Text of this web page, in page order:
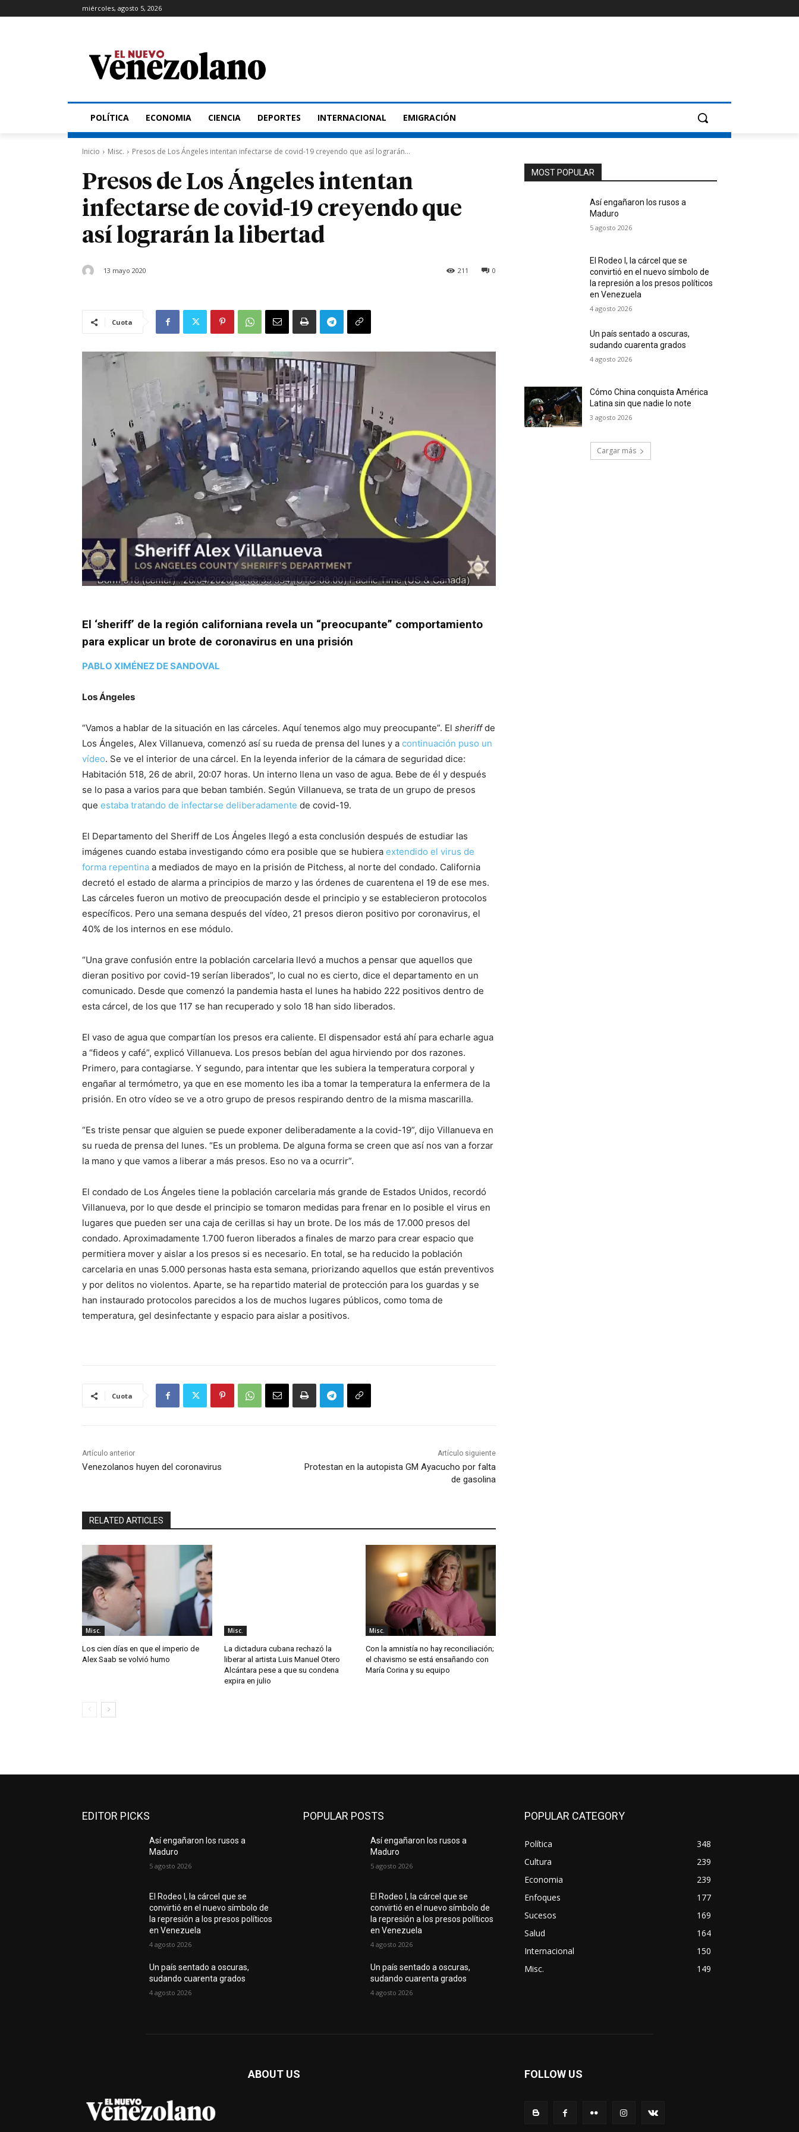
miércoles, agosto 5, 2026
POLÍTICA ECONOMIA CIENCIA DEPORTES INTERNACIONAL EMIGRACIÓN
Inicio Misc. Presos de Los Ángeles intentan infectarse de covid-19 creyendo que así lograrán...
Presos de Los Ángeles intentan
infectarse de covid-19 creyendo que
así lograrán la libertad
13 mayo 2020 0
211
Cuota
El ‘sheriff’ de la región californiana revela un “preocupante” comportamiento
para explicar un brote de coronavirus en una prisión
PABLO XIMÉNEZ DE SANDOVAL
Los Ángeles
“Vamos a hablar de la situación en las cárceles. Aquí tenemos algo muy preocupante”. El sheriffde
Los Ángeles, Alex Villanueva, comenzó así su rueda de prensa del lunes y a continuación puso un
vídeo. Se ve el interior de una cárcel. En la leyenda inferior de la cámara de seguridad dice:
Habitación 518, 26 de abril, 20:07 horas. Un interno llena un vaso de agua. Bebe de él y después
se lo pasa a varios para que beban también. Según Villanueva, se trata de un grupo de presos
que estaba tratando de infectarse deliberadamente de covid-19.
El Departamento del Sheriff de Los Ángeles llegó a esta conclusión después de estudiar las
imágenes cuando estaba investigando cómo era posible que se hubiera extendido el virus de
forma repentina a mediados de mayo en la prisión de Pitchess, al norte del condado. California
decretó el estado de alarma a principios de marzo y las órdenes de cuarentena el 19 de ese mes.
Las cárceles fueron un motivo de preocupación desde el principio y se establecieron protocolos
específicos. Pero una semana después del vídeo, 21 presos dieron positivo por coronavirus, el
40% de los internos en ese módulo.
“Una grave confusión entre la población carcelaria llevó a muchos a pensar que aquellos que
dieran positivo por covid-19 serían liberados”, lo cual no es cierto, dice el departamento en un
comunicado. Desde que comenzó la pandemia hasta el lunes ha habido 222 positivos dentro de
esta cárcel, de los que 117 se han recuperado y solo 18 han sido liberados.
El vaso de agua que compartían los presos era caliente. El dispensador está ahí para echarle agua
a “fideos y café”, explicó Villanueva. Los presos bebían del agua hirviendo por dos razones.
Primero, para contagiarse. Y segundo, para intentar que les subiera la temperatura corporal y
engañar al termómetro, ya que en ese momento les iba a tomar la temperatura la enfermera de la
prisión. En otro vídeo se ve a otro grupo de presos respirando dentro de la misma mascarilla.
“Es triste pensar que alguien se puede exponer deliberadamente a la covid-19”, dijo Villanueva en
su rueda de prensa del lunes. “Es un problema. De alguna forma se creen que así nos van a forzar
la mano y que vamos a liberar a más presos. Eso no va a ocurrir”.
El condado de Los Ángeles tiene la población carcelaria más grande de Estados Unidos, recordó
Villanueva, por lo que desde el principio se tomaron medidas para frenar en lo posible el virus en
lugares que pueden ser una caja de cerillas si hay un brote. De los más de 17.000 presos del
condado. Aproximadamente 1.700 fueron liberados a finales de marzo para crear espacio que
permitiera mover y aislar a los presos si es necesario. En total, se ha reducido la población
carcelaria en unas 5.000 personas hasta esta semana, priorizando aquellos que están preventivos
y por delitos no violentos. Aparte, se ha repartido material de protección para los guardas y se
han instaurado protocolos parecidos a los de muchos lugares públicos, como toma de
temperatura, gel desinfectante y espacio para aislar a positivos.
Cuota
Artículo anterior
Venezolanos huyen del coronavirus
Artículo siguiente
Protestan en la autopista GM Ayacucho por falta
de gasolina
RELATED ARTICLES
Misc.
Los cien días en que el imperio de
Alex Saab se volvió humo
Misc.
La dictadura cubana rechazó la
liberar al artista Luis Manuel Otero
Alcántara pese a que su condena
expira en julio
Misc.
Con la amnistía no hay reconciliación;
el chavismo se está ensañando con
María Corina y su equipo
MOST POPULAR
Así engañaron los rusos a
Maduro
5 agosto 2026
El Rodeo I, la cárcel que se
convirtió en el nuevo símbolo de
la represión a los presos políticos
en Venezuela
4 agosto 2026
Un país sentado a oscuras,
sudando cuarenta grados
4 agosto 2026
Cómo China conquista América
Latina sin que nadie lo note
3 agosto 2026
Cargar más
EDITOR PICKS
Así engañaron los rusos a
Maduro
5 agosto 2026
El Rodeo I, la cárcel que se
convirtió en el nuevo símbolo de
la represión a los presos políticos
en Venezuela
4 agosto 2026
Un país sentado a oscuras,
sudando cuarenta grados
4 agosto 2026
POPULAR POSTS
Así engañaron los rusos a
Maduro
5 agosto 2026
El Rodeo I, la cárcel que se
convirtió en el nuevo símbolo de
la represión a los presos políticos
en Venezuela
4 agosto 2026
Un país sentado a oscuras,
sudando cuarenta grados
4 agosto 2026
POPULAR CATEGORY
Política
348
Cultura
239
Economia
239
Enfoques
177
Sucesos
169
Salud
164
Internacional
150
Misc.
149
ABOUT US FOLLOW US